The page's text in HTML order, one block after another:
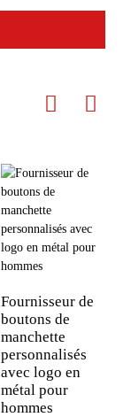
Fournisseur de
boutons de
manchette
personnalisés
avec logo en
métal pour
hommes